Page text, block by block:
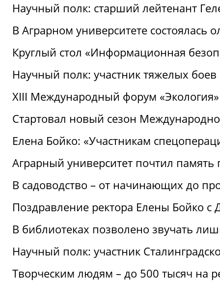
Научный полк: старший лейтенант
В Аграрном университете состоялась
Круглый стол «Информационная
Научный полк: участник тяжелых
XIII Международный форум
Стартовал новый сезон
Елена Бойко: «Участникам
Аграрный университет почтил
В садоводство – от начинающих до
Поздравление ректора Елены Бойко
В библиотеках позволено звучать
Научный полк: участник
Творческим людям – до 500 тысяч на